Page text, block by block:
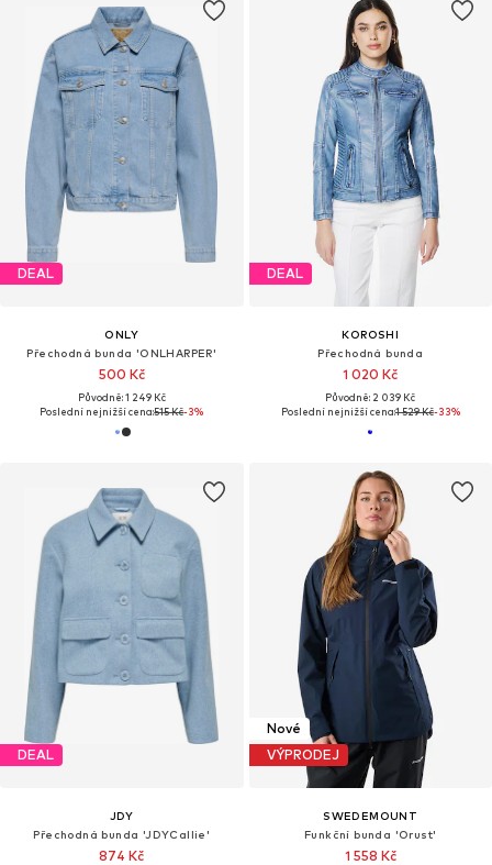
DEAL
ONLY
Přechodná bunda 'ONLHARPER'
500 Kč
Původně: 1 249 Kč
Poslední nejnižší cena:515 Kč-3%
DEAL
KOROSHI
Přechodná bunda
1 020 Kč
Původně: 2 039 Kč
Poslední nejnižší cena:1 529 Kč-33%
DEAL
JDY
Přechodná bunda 'JDYCallie'
874 Kč
Nové
VÝPRODEJ
SWEDEMOUNT
Funkční bunda 'Orust'
1 558 Kč